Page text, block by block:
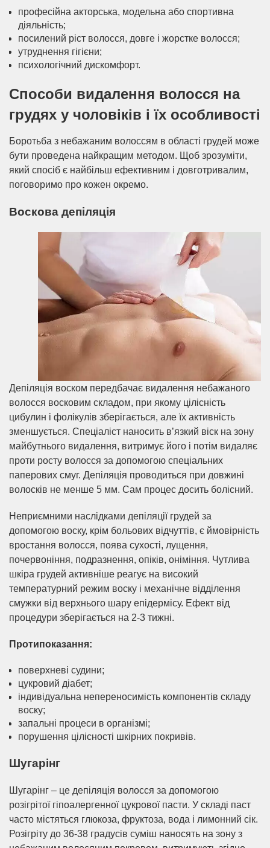
професійна акторська, модельна або спортивна
діяльність;
посилений ріст волосся, довге і жорстке волосся;
утруднення гігієни;
психологічний дискомфорт.
Способи видалення волосся на
грудях у чоловіків і їх особливості
Боротьба з небажаним волоссям в області грудей може
бути проведена найкращим методом. Щоб зрозуміти,
який спосіб є найбільш ефективним і довготривалим,
поговоримо про кожен окремо.
Воскова депіляція
Депіляція воском передбачає видалення небажаного
волосся восковим складом, при якому цілісність
цибулин і фолікулів зберігається, але їх активність
зменшується. Спеціаліст наносить в’язкий віск на зону
майбутнього видалення, витримує його і потім видаляє
проти росту волосся за допомогою спеціальних
паперових смуг. Депіляція проводиться при довжині
волосків не менше 5 мм. Сам процес досить болісний.
Неприємними наслідками депіляції грудей за
допомогою воску, крім больових відчуттів, є ймовірність
вростання волосся, поява сухості, лущення,
почервоніння, подразнення, опіків, оніміння. Чутлива
шкіра грудей активніше реагує на високий
температурний режим воску і механічне відділення
смужки від верхнього шару епідермісу. Ефект від
процедури зберігається на 2-3 тижні.
Протипоказання:
поверхневі судини;
цукровий діабет;
індивідуальна непереносимість компонентів складу
воску;
запальні процеси в організмі;
порушення цілісності шкірних покривів.
Шугарінг
Шугарінг – це депіляція волосся за допомогою
розігрітої гіпоалергенної цукрової пасти. У складі паст
часто містяться глюкоза, фруктоза, вода і лимонний сік.
Розігріту до 36-38 градусів суміш наносять на зону з